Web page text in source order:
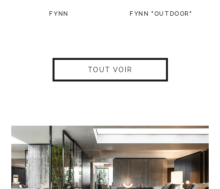
FYNN FYNN "OUTDOOR"
TOUT VOIR